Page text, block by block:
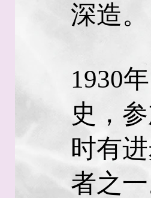
深造。
1930
史，
时有
者之一